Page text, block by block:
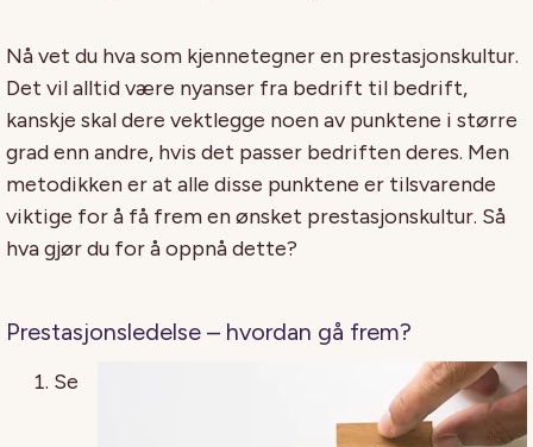
Nå vet du hva som kjennetegner en prestasjonskultur.
Det vil alltid være nyanser fra bedrift til bedrift,
kanskje skal dere vektlegge noen av punktene i større
grad enn andre, hvis det passer bedriften deres. Men
metodikken er at alle disse punktene er tilsvarende
viktige for å få frem en ønsket prestasjonskultur. Så
hva gjør du for å oppnå dette?
Prestasjonsledelse – hvordan gå frem?
Se